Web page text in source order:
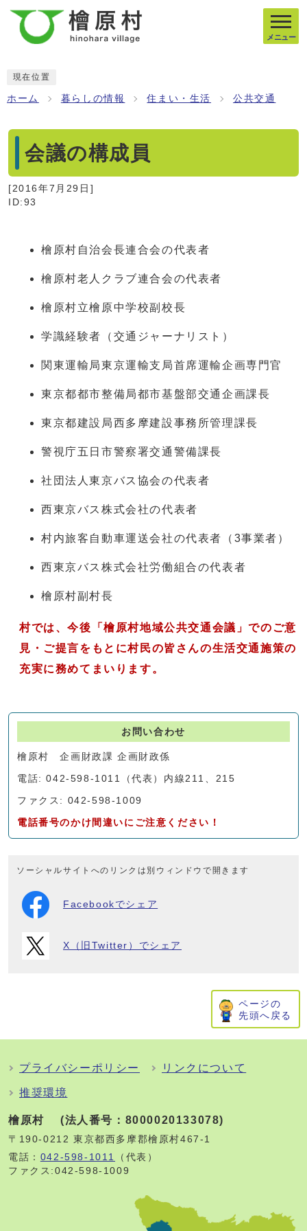
メニュー
現在位置
ホーム 暮らしの情報 住まい・生活 公共交通
会議の構成員
[2016年7月29日 ]
ID:93
檜原村自治会長連合会の代表者
檜原村老人クラブ連合会の代表者
檜原村立檜原中学校副校長
学識経験者（交通ジャーナリスト）
関東運輸局東京運輸支局首席運輸企画専門官
東京都都市整備局都市基盤部交通企画課長
東京都建設局西多摩建設事務所管理課長
警視庁五日市警察署交通警備課長
社団法人東京バス協会の代表者
西東京バス株式会社の代表者
村内旅客自動車運送会社の代表者（3事業者）
西東京バス株式会社労働組合の代表者
檜原村副村長
村では、今後「檜原村地域公共交通会議」でのご意
見・ご提言をもとに村民の皆さんの生活交通施策の
充実に務めてまいります。
お問い合わせ
檜原村 企画財政課 企画財政係
電話: 042-598-1011（代表）内線211、215
ファクス: 042-598-1009
電話番号のかけ間違いにご注意ください！
ソーシャルサイトへのリンクは別ウィンドウで開きます
Facebookでシェア
X（旧Twitter）でシェア
ページの
先頭へ戻る
プライバシーポリシー リンクについて
推奨環境
檜原村 (法人番号：8000020133078)
〒190-0212 東京都西多摩郡檜原村467-1
電話： 042-598-1011
（代表）
ファクス:042-598-1009